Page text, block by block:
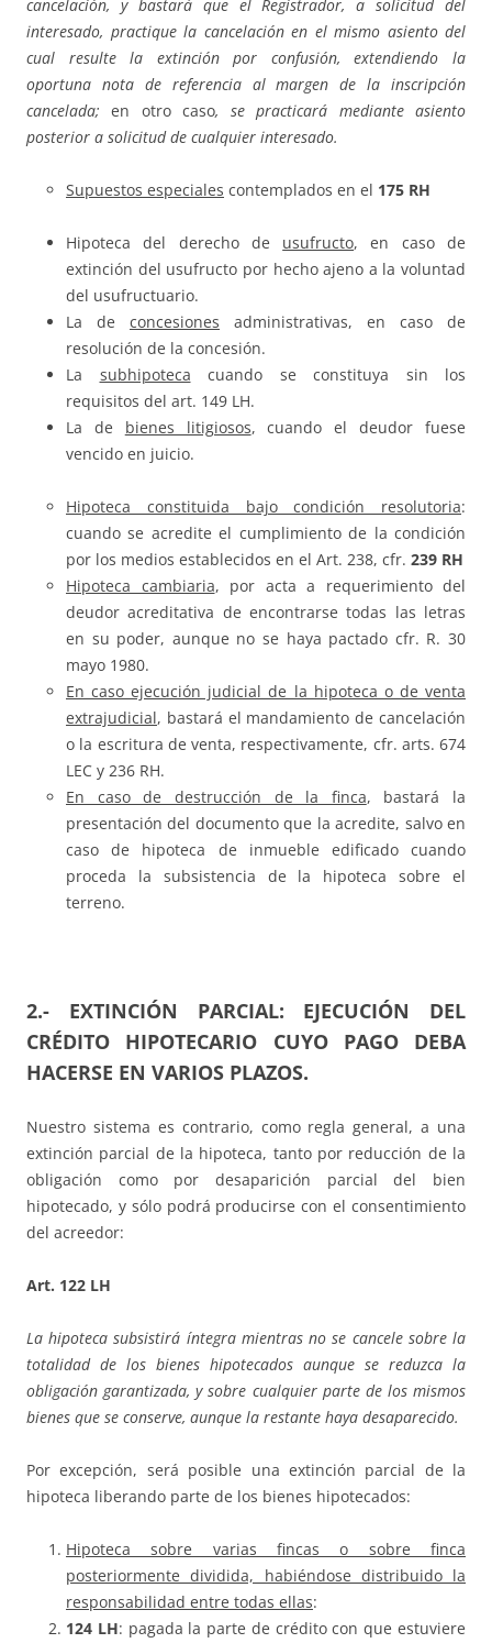
cancelación, y bastará que el Registrador, a solicitud del
interesado, practique la cancelación en el mismo asiento del
cual resulte la extinción por confusión, extendiendo la
oportuna nota de referencia al margen de la inscripción
cancelada;en otro caso, se practicará mediante asiento
posterior a solicitud de cualquier interesado.
Supuestos especiales contemplados en el 175 RH
Hipoteca del derecho de usufructo, en caso de
extinción del usufructo por hecho ajeno a la voluntad
del usufructuario.
La de concesiones administrativas, en caso de
resolución de la concesión.
La subhipoteca cuando se constituya sin los
requisitos del art. 149 LH.
La de bienes litigiosos, cuando el deudor fuese
vencido en juicio.
Hipoteca constituida bajo condición resolutoria:
cuando se acredite el cumplimiento de la condición
por los medios establecidos en el Art. 238, cfr. 239 RH
Hipoteca cambiaria, por acta a requerimiento del
deudor acreditativa de encontrarse todas las letras
en su poder, aunque no se haya pactado cfr. R. 30
mayo 1980.
En caso ejecución judicial de la hipoteca o de venta
extrajudicial, bastará el mandamiento de cancelación
o la escritura de venta, respectivamente, cfr. arts. 674
LEC y 236 RH.
En caso de destrucción de la finca, bastará la
presentación del documento que la acredite, salvo en
caso de hipoteca de inmueble edificado cuando
proceda la subsistencia de la hipoteca sobre el
terreno.
2.- EXTINCIÓN PARCIAL: EJECUCIÓN DEL
CRÉDITO HIPOTECARIO CUYO PAGO DEBA
HACERSE EN VARIOS PLAZOS.
Nuestro sistema es contrario, como regla general, a una
extinción parcial de la hipoteca, tanto por reducción de la
obligación como por desaparición parcial del bien
hipotecado, y sólo podrá producirse con el consentimiento
del acreedor:
Art. 122 LH
La hipoteca subsistirá íntegra mientras no se cancele sobre la
totalidad de los bienes hipotecados aunque se reduzca la
obligación garantizada, y sobre cualquier parte de los mismos
bienes que se conserve, aunque la restante haya desaparecido.
Por excepción, será posible una extinción parcial de la
hipoteca liberando parte de los bienes hipotecados:
Hipoteca sobre varias fincas o sobre finca
posteriormente dividida, habiéndose distribuido la
responsabilidad entre todas ellas:
124 LH: pagada la parte de crédito con que estuviere